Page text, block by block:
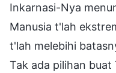
Inkarnasi-Nya
Manusia t'lah
t'lah melebihi
Tak ada pilihan buat